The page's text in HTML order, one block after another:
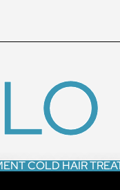
COLD HAIR